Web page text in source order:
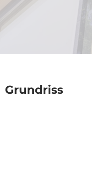
Grundriss